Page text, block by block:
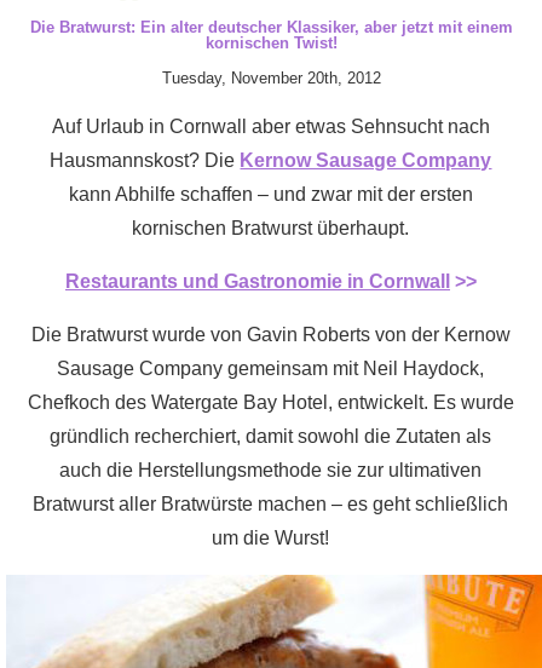
Die Bratwurst: Ein alter deutscher Klassiker, aber jetzt mit einem
kornischen Twist!
Tuesday, November 20th, 2012
Auf Urlaub in Cornwall aber etwas Sehnsucht nach
Hausmannskost? Die Kernow Sausage Company
kann Abhilfe schaffen – und zwar mit der ersten
kornischen Bratwurst überhaupt.
Restaurants und Gastronomie in Cornwall >>
Die Bratwurst wurde von Gavin Roberts von der Kernow
Sausage Company gemeinsam mit Neil Haydock,
Chefkoch des Watergate Bay Hotel, entwickelt. Es wurde
gründlich recherchiert, damit sowohl die Zutaten als
auch die Herstellungsmethode sie zur ultimativen
Bratwurst aller Bratwürste machen – es geht schließlich
um die Wurst!